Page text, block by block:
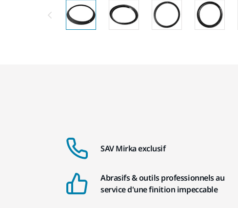
SAV Mirka exclusif
Abrasifs & outils professionnels au
service d'une finition impeccable